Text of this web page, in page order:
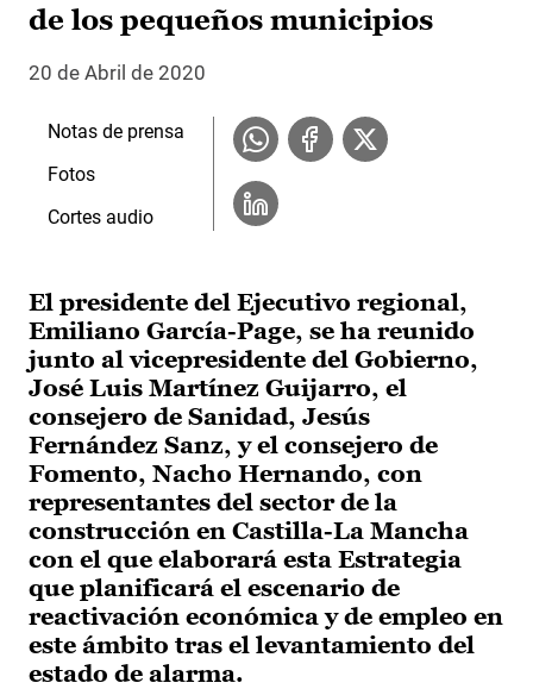
de los pequeños municipios
20 de Abril de 2020
El presidente del Ejecutivo regional,
Emiliano García-Page, se ha reunido
junto al vicepresidente del Gobierno,
José Luis Martínez Guijarro, el
consejero de Sanidad, Jesús
Fernández Sanz, y el consejero de
Fomento, Nacho Hernando, con
representantes del sector de la
construcción en Castilla-La Mancha
con el que elaborará esta Estrategia
que planificará el escenario de
reactivación económica y de empleo en
este ámbito tras el levantamiento del
estado de alarma.
Notas de prensa
Fotos
Cortes audio